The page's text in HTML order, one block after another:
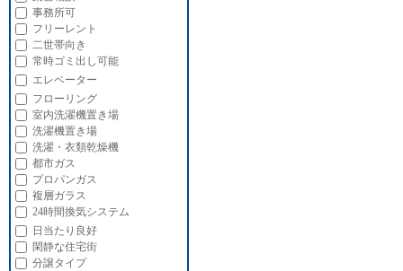
事務所可
フリーレント
二世帯向き
常時ゴミ出し可能
エレベーター
フローリング
室内洗濯機置き場
洗濯機置き場
洗濯・衣類乾燥機
都市ガス
プロパンガス
複層ガラス
24時間換気システム
日当たり良好
閑静な住宅街
分譲タイプ